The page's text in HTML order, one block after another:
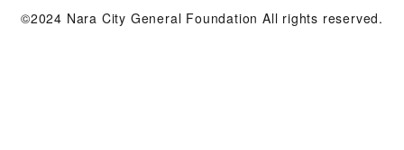
©2024 Nara City General Foundation All rights reserved.